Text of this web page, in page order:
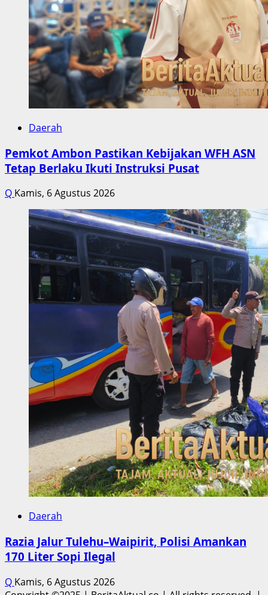
Daerah
Pemkot Ambon Pastikan Kebijakan WFH ASN
Tetap Berlaku Ikuti Instruksi Pusat
Q Kamis, 6 Agustus 2026
Daerah
Razia Jalur Tulehu–Waipirit, Polisi Amankan
170 Liter Sopi Ilegal
Q Kamis, 6 Agustus 2026